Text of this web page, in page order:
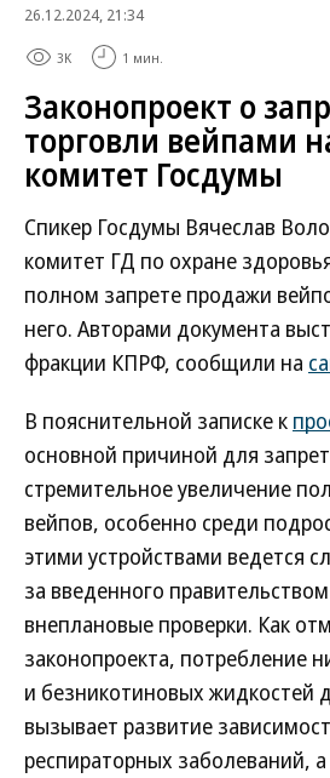
26.12.2024, 21:34
3K 1 мин.
Законопроект о
торговли вейпами
комитет Госдумы
Спикер Госдумы Вячеслав
комитет ГД по охране
полном запрете продажи
него. Авторами документа
фракции КПРФ, сообщили на
В пояснительной записке к
основной причиной для
стремительное увеличение
вейпов, особенно среди
этими устройствами ведется
за введенного
внеплановые проверки. Как
законопроекта, потребление
и безникотиновых жидкостей
вызывает развитие
респираторных заболеваний,